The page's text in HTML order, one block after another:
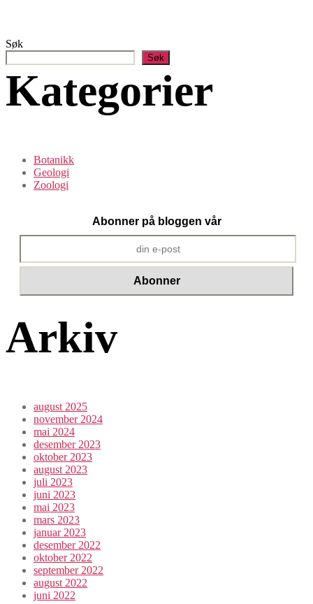
Søk
Søk
Kategorier
Botanikk
Geologi
Zoologi
Abonner på bloggen vår
Arkiv
august 2025
november 2024
mai 2024
desember 2023
oktober 2023
august 2023
juli 2023
juni 2023
mai 2023
mars 2023
januar 2023
desember 2022
oktober 2022
september 2022
august 2022
juni 2022